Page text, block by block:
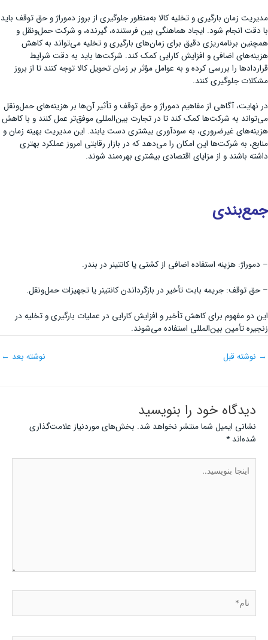
مدیریت زمان بارگیری و تخلیه کالا به‌منظور جلوگیری از بروز دموراژ و حق توقف باید
با دقت انجام شود. ایجاد هماهنگی بین فرستنده، گیرنده، و شرکت حمل‌ونقل و
همچنین برنامه‌ریزی دقیق برای زمان‌های بارگیری و تخلیه می‌تواند به کاهش
هزینه‌های اضافی و افزایش کارایی کمک کند. شرکت‌ها باید به دقت شرایط
قراردادها را بررسی کرده و به عوامل مؤثر بر زمان تحویل کالا توجه کنند تا از بروز
مشکلات جلوگیری کنند.
در نهایت، آگاهی از مفاهیم دموراژ و حق توقف و تأثیر آن‌ها بر هزینه‌های حمل‌ونقل
می‌تواند به شرکت‌ها کمک کند تا در تجارت بین‌المللی موفق‌تر عمل کنند و با کاهش
هزینه‌های غیرضروری، به سودآوری بیشتری دست یابند. این مدیریت بهینه زمان و
منابع، به شرکت‌ها این امکان را می‌دهد که در بازار رقابتی امروز عملکرد بهتری
داشته باشند و از مزایای اقتصادی بیشتری بهره‌مند شوند.
جمع‌بندی
– دموراژ: هزینه استفاده اضافی از کشتی یا کانتینر در بندر.
– حق توقف: جریمه بابت تأخیر در بازگرداندن کانتینر یا تجهیزات حمل‌ونقل.
این دو مفهوم برای کاهش تأخیر و افزایش کارایی در عملیات بارگیری و تخلیه در
زنجیره تأمین بین‌المللی استفاده می‌شوند.
→ نوشته قبل نوشته بعد ←
دیدگاه‌ خود را بنویسید
نشانی ایمیل شما منتشر نخواهد شد. بخش‌های موردنیاز علامت‌گذاری
شده‌اند*
بنویسید..